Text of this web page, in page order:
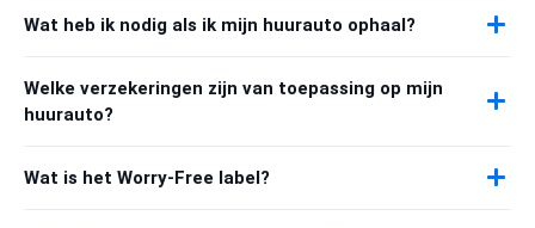
Wat heb ik nodig als ik mijn huurauto ophaal?
Welke verzekeringen zijn van toepassing op mijn
huurauto?
Wat is het Worry-Free label?